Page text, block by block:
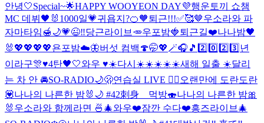
안녕🤍Special~🌟HAPPY WOOYEON DAY💜행운토끼 쇼챔
MC 데뷔🖤🐰 1000일💗귀욥지?🍊🧡퇴근!!!✅🥰🤎우소라와 파
자마타임🍯🌙💗😉‼️당근라이브🥕우포밤🍓퇴근길❤️나나밤🖤
🐰 💖💖💖💖욘포밤☁️🦋버섯 컴백🍄🤭💖🪄🎧🎵 2️⃣0️⃣2️⃣3️⃣년
이라구🎊♥️4탄🖤🤍와우 ♥️☀️다시☀️☀️☀️☀️☀️새해 일출 ☀️달리
는 차 안 🚘SO-RADIO🌙🫢연습실 LIVE ❤️‍🔥 오랜만에 도란도란
💟나나의 나른한 밤🐰🌙 #42刺身 먹방🍣나나의 나른한 밤🎀
🐰 우소라와 함께라면 🍜🎄와우❤️잠깐 수다❤️흥즈라이브🎄